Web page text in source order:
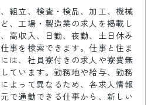
組立、検査・検品、加工、機械
、工場・製造業の求人を掲載し
高収入、日勤、夜勤、土日休み
事を検索できます。仕事と住ま
は、社員寮付きの求人や寮費無
ています。勤務地や給与、勤務
よって異なるため、各求人情報
で通勤できる仕事から、新しい